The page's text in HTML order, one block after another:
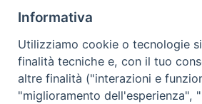
C.F. 94004060268
Orario di segreteria
Informativa
Utilizziamo cookie o tecnologie
finalità tecniche e, con il tuo
altre finalità ("interazioni e
"miglioramento dell'esperienza",